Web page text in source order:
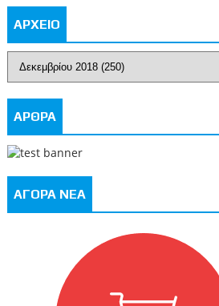
ΑΡΧΕΙΟ
ΑΡΘΡΑ
ΑΓΟΡΑ ΝΕΑ